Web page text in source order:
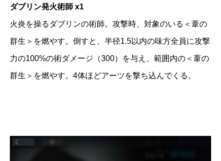
ダブリン発火術師 x1
火炎を操るダブリンの術師。攻撃時、対象のいる＜葦の
群生＞を燃やす。倒すと、半径1.5以内の味方全員に攻撃
力の100%の術ダメージ（300）を与え、範囲内の＜葦の
群生＞を燃やす。4体ほどアーツを撃ち込んでくる。